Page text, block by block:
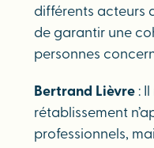
différents acteurs
de garantir une
personnes
Bertrand Lièvre :
rétablissement
professionnels,